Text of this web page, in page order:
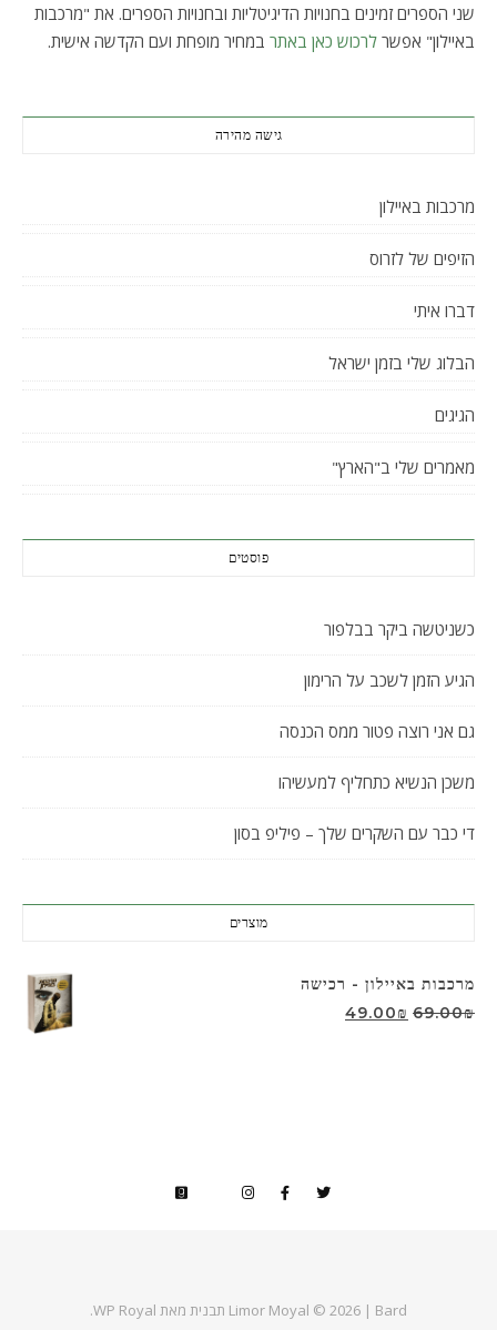
שני הספרים זמינים בחנויות הדיגיטליות ובחנויות הספרים. את "מרכבות
באיילון" אפשר לרכוש כאן באתר במחיר מופחת ועם הקדשה אישית.
גישה מהירה
מרכבות באיילון
הזיפים של לזרוס
דברו איתי
הבלוג שלי בזמן ישראל
הגיגים
מאמרים שלי ב"הארץ"
פוסטים
כשניטשה ביקר בבלפור
הגיע הזמן לשכב על הרימון
גם אני רוצה פטור ממס הכנסה
משכן הנשיא כתחליף למעשיהו
די כבר עם השקרים שלך – פיליפ בסון
מוצרים
מרכבות באיילון - רכישה
69.00₪ המחיר המקורי היה: 69.00₪.
49.00₪ המחיר הנוכחי הוא: 49.00₪.
Limor Moyal © 2026 | Bard תבנית מאת WP Royal
.